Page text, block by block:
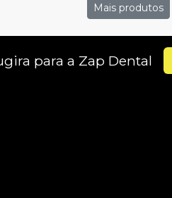
Mais produtos
para a Zap Dental